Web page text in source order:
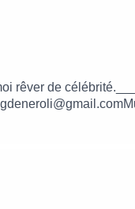
rêver de